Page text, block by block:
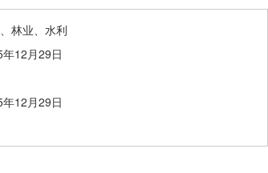
林业、水利
12月29日
12月29日